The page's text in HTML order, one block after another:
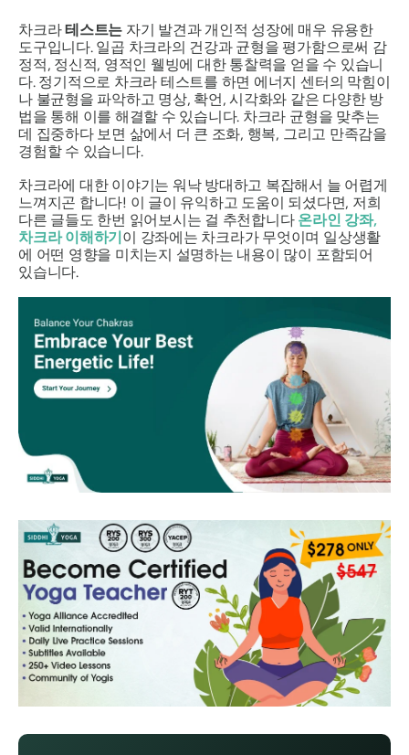
차크라테스트는 자기 발견과 개인적 성장에 매우 유용한
도구입니다. 일곱 차크라의 건강과 균형을 평가함으로써 감
정적, 정신적, 영적인 웰빙에 대한 통찰력을 얻을 수 있습니
다. 정기적으로 차크라 테스트를 하면 에너지 센터의 막힘이
나 불균형을 파악하고 명상, 확언, 시각화와 같은 다양한 방
법을 통해 이를 해결할 수 있습니다. 차크라 균형을 맞추는
데 집중하다 보면 삶에서 더 큰 조화, 행복, 그리고 만족감을
경험할 수 있습니다.
차크라에 대한 이야기는 워낙 방대하고 복잡해서 늘 어렵게
느껴지곤 합니다! 이 글이 유익하고 도움이 되셨다면, 저희
다른 글들도 한번 읽어보시는 걸 추천합니다 온라인 강좌,
차크라 이해하기 이 강좌에는 차크라가 무엇이며 일상생활
에 어떤 영향을 미치는지 설명하는 내용이 많이 포함되어
있습니다.